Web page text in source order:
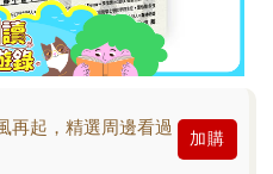
再起，精選周邊看過
加購